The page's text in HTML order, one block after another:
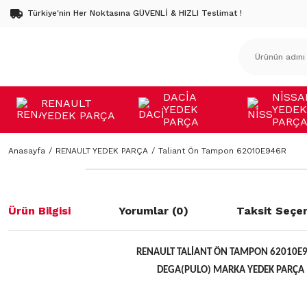
Türkiye'nin Her Noktasına GÜVENLİ & HIZLI Teslimat !
RENAULT
YEDEK PARÇA
DACİA
YEDEK
PARÇA
YEDEK
PARÇA
Anasayfa RENAULT YEDEK PARÇA Taliant Ön Tampon 62010E946R
Ürün Bilgisi Yorumlar (0) Taksit
RENAULT TALİANT ÖN TAMPON
DEGA(PULO) MARKA YEDEK PARÇA